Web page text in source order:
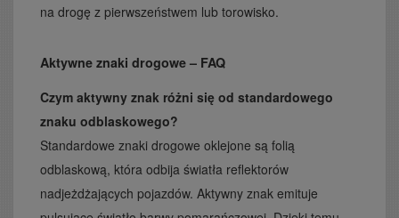
na drogę z pierwszeństwem lub torowisko.
Aktywne znaki drogowe – FAQ
Czym aktywny znak różni się od standardowego
znaku odblaskowego?
Standardowe znaki drogowe oklejone są folią
odblaskową, która odbija światła reflektorów
nadjeżdżających pojazdów. Aktywny znak emituje